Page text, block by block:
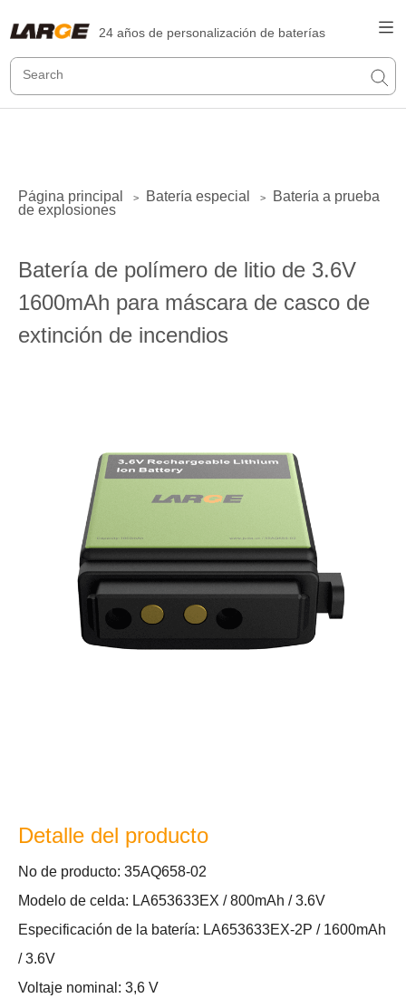
24 años de personalización de baterías
Página principal > Batería especial >
Batería a prueba
de explosiones
Batería de polímero de litio de 3.6V
1600mAh para máscara de casco de
extinción de incendios
Detalle del producto
No de producto: 35AQ658-02
Modelo de celda: LA653633EX / 800mAh / 3.6V
Especificación de la batería: LA653633EX-2P / 1600mAh
/ 3.6V
Voltaje nominal: 3,6 V